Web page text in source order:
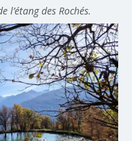
l’étang des Rochés.